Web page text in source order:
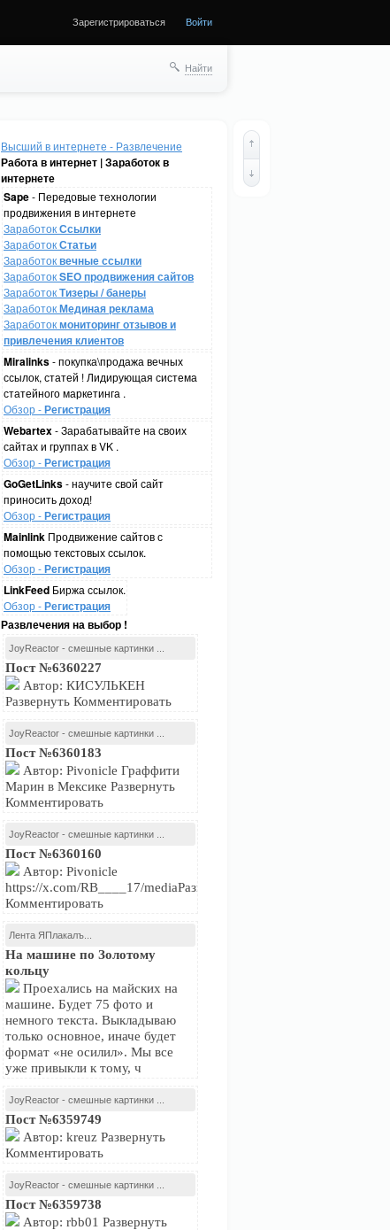
Зарегистрироваться Войти
Найти
Высший в интернете - Развлечение
Работа в интернет | Заработок в
интернете
Sape- Передовые технологии
продвижения в интернете
ЗаработокСсылки
ЗаработокСтатьи
Заработоквечные ссылки
ЗаработокSEO продвижения сайтов
ЗаработокТизеры / банеры
ЗаработокМединая реклама
Заработокмониторинг отзывов и
привлечения клиентов
Miralinks- покупка\продажа вечных
ссылок, статей ! Лидирующая система
статейного маркетинга .
Обзор -Регистрация
Webartex- Зарабатывайте на своих
сайтах и группах в VK .
Обзор -Регистрация
GoGetLinks- научите свой сайт
приносить доход!
Обзор -Регистрация
Mainlink Продвижение сайтов с
помощью текстовых ссылок.
Обзор -Регистрация
LinkFeed Биржа ссылок.
Обзор -Регистрация
Развлечения на выбор !
JoyReactor - смешные картинки ...
Пост №6360227
Автор: КИСУЛЬКЕН
Развернуть Комментировать
JoyReactor - смешные картинки ...
Пост №6360183
Автор: Pivonicle Граффити
Марин в Мексике Развернуть
Комментировать
JoyReactor - смешные картинки ...
Пост №6360160
Автор: Pivonicle
https://x.com/RB____17/mediaРазвернуть
Комментировать
Лента ЯПлакалъ...
На машине по Золотому
кольцу
Проехались на майских на
машине. Будет 75 фото и
немного текста. Выкладываю
только основное, иначе будет
формат «не осилил». Мы все
уже привыкли к тому, ч
JoyReactor - смешные картинки ...
Пост №6359749
Автор: kreuz Развернуть
Комментировать
JoyReactor - смешные картинки ...
Пост №6359738
Автор: rbb01 Развернуть